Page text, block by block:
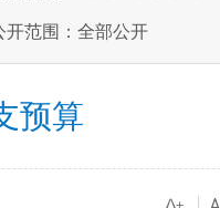
开范围：全部公开
预算